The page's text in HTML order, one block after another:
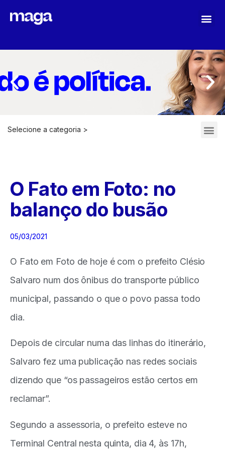
Selecione a categoria >
O Fato em Foto: no
balanço do busão
05/03/2021
O Fato em Foto de hoje é com o prefeito Clésio
Salvaro num dos ônibus do transporte público
municipal, passando o que o povo passa todo
dia.
Depois de circular numa das linhas do itinerário,
Salvaro fez uma publicação nas redes sociais
dizendo que “os passageiros estão certos em
reclamar”.
Segundo a assessoria, o prefeito esteve no
Terminal Central nesta quinta, dia 4, às 17h,